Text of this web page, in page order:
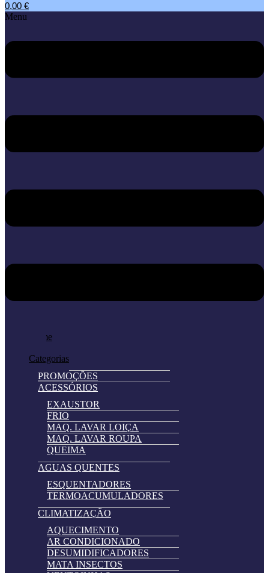
0,00 €
Menu
Home
Categorias
PROMOÇÕES
ACESSÓRIOS
EXAUSTOR
FRIO
MAQ. LAVAR LOIÇA
MAQ. LAVAR ROUPA
QUEIMA
AGUAS QUENTES
ESQUENTADORES
TERMOACUMULADORES
CLIMATIZAÇÃO
AQUECIMENTO
AR CONDICIONADO
DESUMIDIFICADORES
MATA INSECTOS